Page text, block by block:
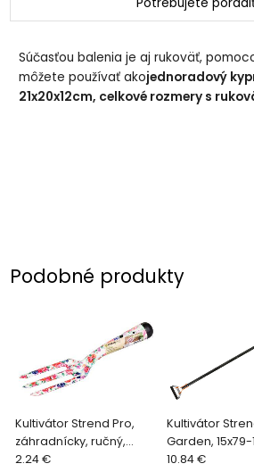
Súčasťou balenia je aj rukoväť,
môžete používať akojednoradový
21x20x12cm, celkové rozmery s
Podobné produkty
Kultivátor Strend Pro,
záhradnícky, ručný,
potlač kvetov, kovový,
2.24 €
Kultivátor
Garden, 15x79-
skladacia
10.84 €